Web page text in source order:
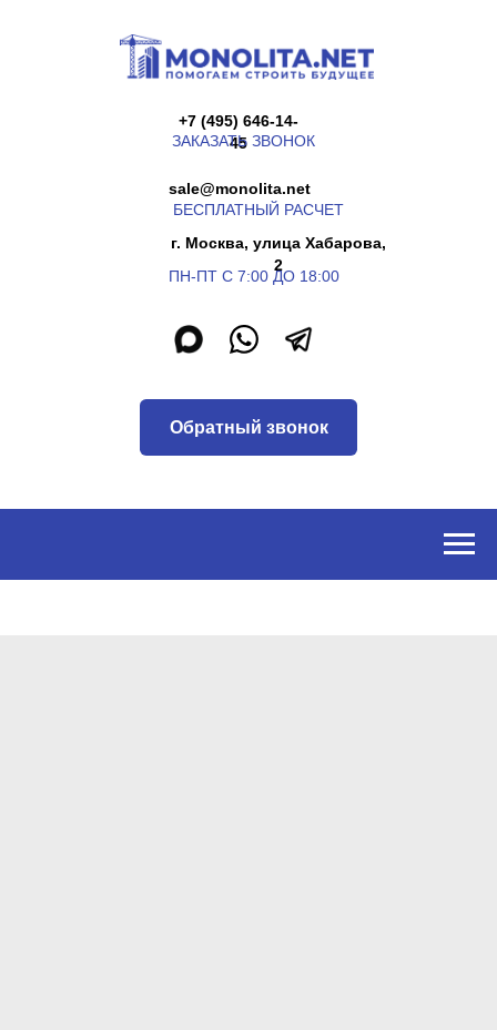
г. Москва, улица Хабарова,
ПН-ПТ С 7:00 ДО 18:00
45
ЗАКАЗАТЬ ЗВОНОК
БЕСПЛАТНЫЙ РАСЧЕТ